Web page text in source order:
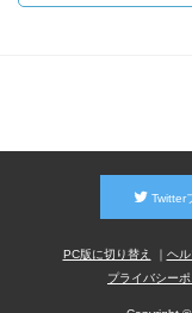
Twitter
PC版に切り替え ヘ
プライバシー